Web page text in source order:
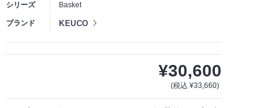
シリーズ
Basket
ブランド KEUCO
¥30,600
(税込 ¥33,660)